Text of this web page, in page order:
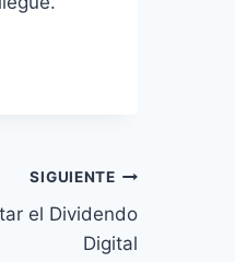
SIGUIENTE
el Dividendo
Digital